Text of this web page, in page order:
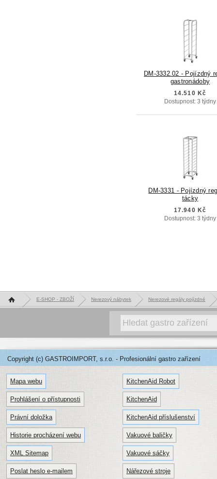
DM-3332.02 - Pojízdný
gastronádoby
14.510 Kč
Dostupnost: 3 týdny
DM-3331 - Pojízdný
tácky
17.940 Kč
Dostupnost: 3 týdny
Hlavní stránka E-SHOP - ZBOŽÍ Nerezový nábytek Nerezové regály pojízdné
Copyright (c) GASTROIMPORT, s.r.o. - Profesionální gastro zařízení
Mapa webu
Prohlášení o přístupnosti
Právní doložka
Historie procházení webu
XML Sitemap
Poslat heslo e-mailem
KitchenAid Robot
KitchenAid
KitchenAid příslušenství
Vakuové baličky
Vakuové sáčky
Nářezové stroje